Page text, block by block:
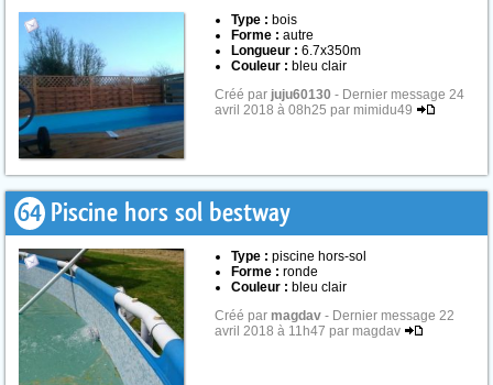
Type : bois
Forme : autre
Longueur : 6.7x350m
Couleur : bleu clair
Créé par juju60130 - Dernier message 24
avril 2018 à 08h25 par mimidu49
64 Piscine hors sol bestway
Type : piscine hors-sol
Forme : ronde
Couleur : bleu clair
Créé par magdav - Dernier message 22
avril 2018 à 11h47 par magdav